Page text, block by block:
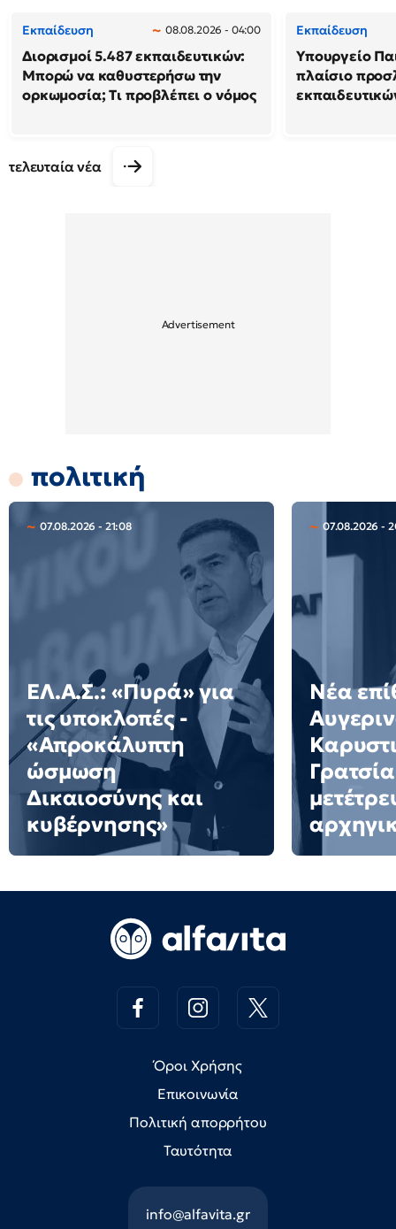
Εκπαίδευση 08.08.2026 - 04:00
Διορισμοί 5.487 εκπαιδευτικών:
Μπορώ να καθυστερήσω την
ορκωμοσία; Τι προβλέπει ο νόμος
Εκπαίδευση
Υπουργείο
πλαίσιο
τελευταία νέα
πολιτική
07.08.2026 - 21:08
ΕΛ.Α.Σ.: «Πυρά» για
τις υποκλοπές -
«Απροκάλυπτη
ώσμωση
Δικαιοσύνης και
κυβέρνησης»
07.08.2026 -
Νέα
Όροι Χρήσης
Επικοινωνία
Πολιτική απορρήτου
Ταυτότητα
info@alfavita.gr